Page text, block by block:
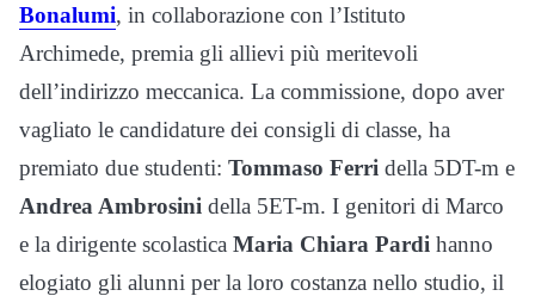
Bonalumi, in collaborazione con l’Istituto
Archimede, premia gli allievi più meritevoli
dell’indirizzo meccanica. La commissione, dopo aver
vagliato le candidature dei consigli di classe, ha
premiato due studenti: Tommaso Ferri della 5DT-m e
Andrea Ambrosini della 5ET-m. I genitori di Marco
e la dirigente scolastica Maria Chiara Pardi hanno
elogiato gli alunni per la loro costanza nello studio, il